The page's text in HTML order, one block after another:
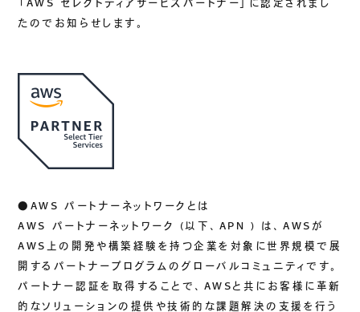
J's Works ERP
受託開発
生成AIソリューション
公開事例
SUSTAINABILITY
サステナビリティ
セキュリティポリシー
認証／資格
AWS セレクトティアサービスパートナー」に認定されまし
たのでお知らせします。
●AWS パートナーネットワークとは
AWS
パートナーネットワーク (以下、 APN ) は、AWS が
AWS
上の開発や構築経験を持つ企業を対象に世界規模で展
開するパートナープログラムのグローバルコミュニティです。
パートナー認証を取得することで、 AWS と共にお客様に革新
的なソリューションの提供や技術的な課題解決の支援を行う